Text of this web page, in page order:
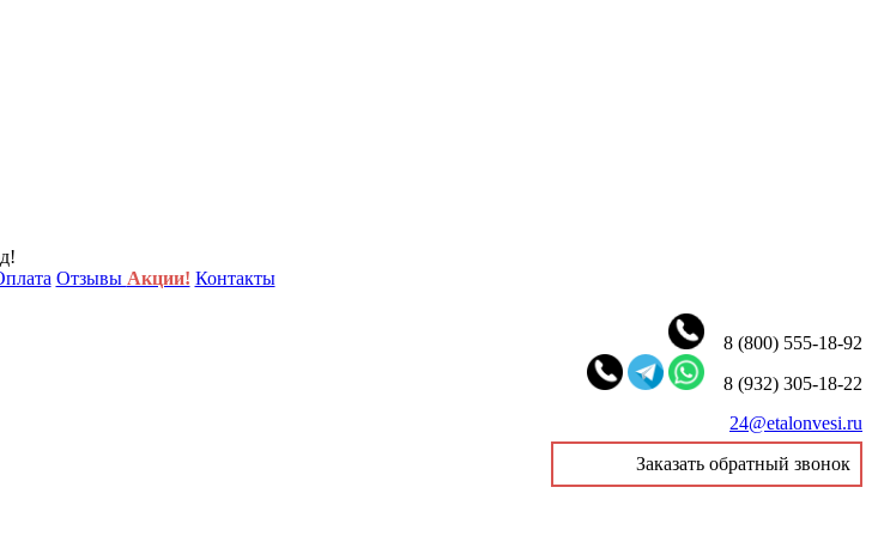
Отзывы Акции! Контакты
8 (800) 555-18-92
8 (932) 305-18-22
24@etalonvesi.ru
Заказать обратный звонок